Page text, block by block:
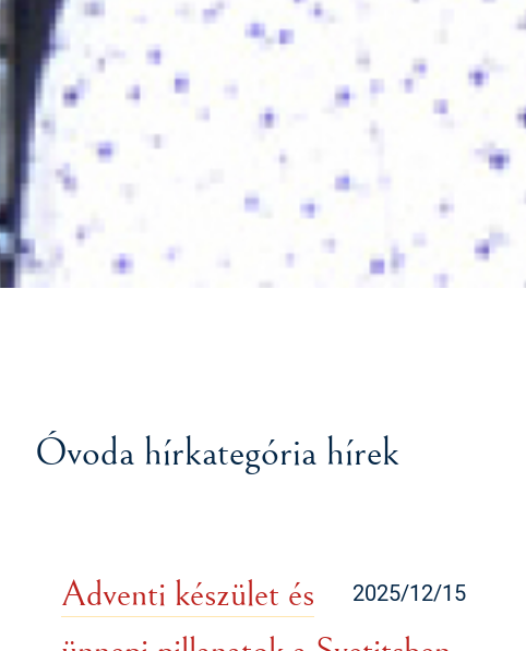
Óvoda hírkategória hírek
2025/12/15
Adventi készület és